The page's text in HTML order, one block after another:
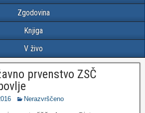
Zgodovina
Knjiga
V živo
prvenstvo ZSČ
Nerazvrščeno